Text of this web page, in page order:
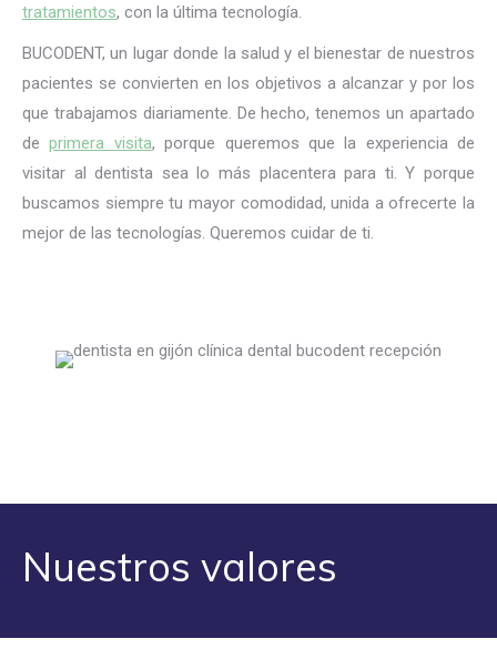
tratamientos, con la última tecnología.
BUCODENT, un lugar donde la salud y el bienestar de nuestros
pacientes se convierten en los objetivos a alcanzar y por los
que trabajamos diariamente. De hecho, tenemos un apartado
deprimera visita, porque queremos que la experiencia de
visitar al dentista sea lo más placentera para ti. Y porque
buscamos siempre tu mayor comodidad, unida a ofrecerte la
mejor de las tecnologías. Queremos cuidar de ti.
Nuestros valores